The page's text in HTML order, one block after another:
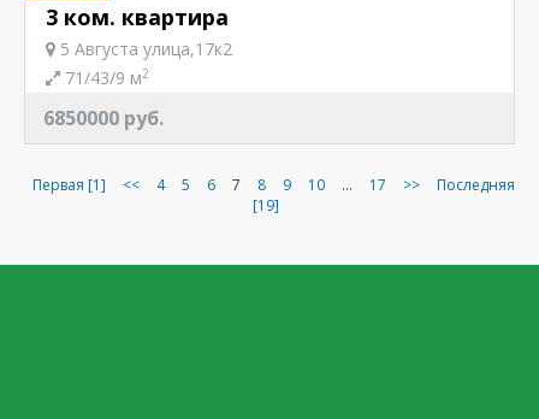
3 ком. квартира
5 Августа улица,17к2
71/43/9 м2
6850000 руб.
Первая [1] << 4 5 6 7 8 9 10 ... 17 >>
Последняя
[19]